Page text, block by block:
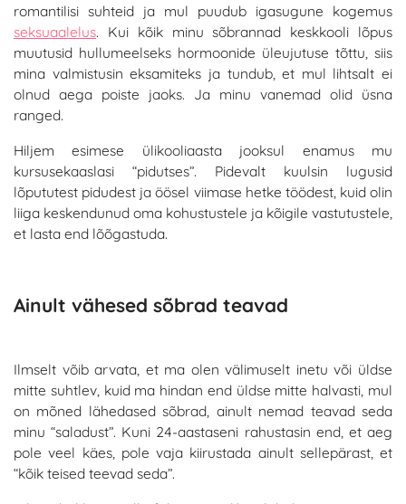
romantilisi suhteid ja mul puudub igasugune kogemus
seksuaalelus. Kui kõik minu sõbrannad keskkooli lõpus
muutusid hullumeelseks hormoonide üleujutuse tõttu, siis
mina valmistusin eksamiteks ja tundub, et mul lihtsalt ei
olnud aega poiste jaoks. Ja minu vanemad olid üsna
ranged.
Hiljem esimese ülikooliaasta jooksul enamus mu
kursusekaaslasi “pidutses”. Pidevalt kuulsin lugusid
lõpututest pidudest ja öösel viimase hetke töödest, kuid olin
liiga keskendunud oma kohustustele ja kõigile vastutustele,
et lasta end lõõgastuda.
Ainult vähesed sõbrad teavad
Ilmselt võib arvata, et ma olen välimuselt inetu või üldse
mitte suhtlev, kuid ma hindan end üldse mitte halvasti, mul
on mõned lähedased sõbrad, ainult nemad teavad seda
minu “saladust”. Kuni 24-aastaseni rahustasin end, et aeg
pole veel käes, pole vaja kiirustada ainult sellepärast, et
“kõik teised teevad seda”.